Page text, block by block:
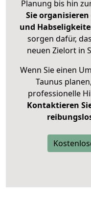
Planung bis hin
Sie
und
sorgen dafür,
neuen Zielort in
Wenn Sie einen
Taunus
professionelle
Kontaktieren